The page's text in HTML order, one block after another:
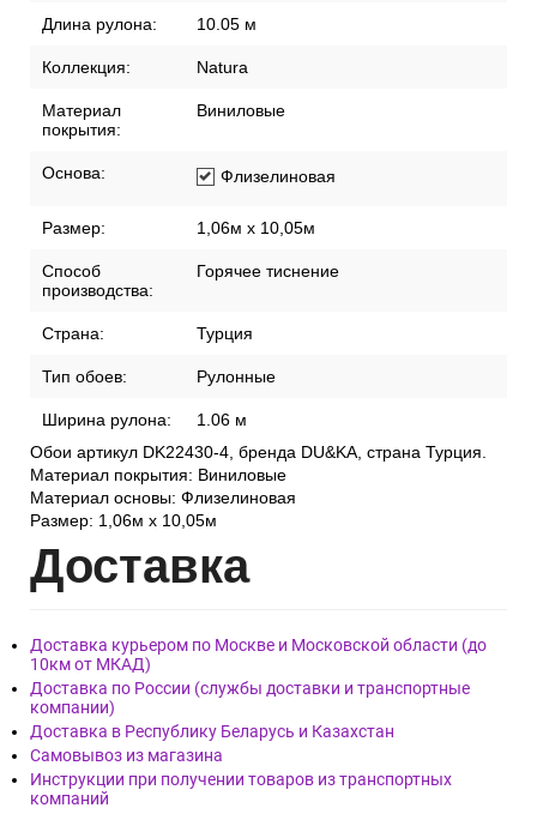
Длина рулона: 10.05 м
Коллекция: Natura
Материал
покрытия:
Виниловые
Основа: Флизелиновая
Размер: 1,06м х 10,05м
Способ
производства:
Горячее тиснение
Страна: Турция
Тип обоев: Рулонные
Ширина рулона:
1.06 м
Обои артикул DK22430-4, бренда DU&KA, страна Турция.
Материал покрытия: Виниловые
Материал основы: Флизелиновая
Размер: 1,06м х 10,05м
Доставка
Доставка курьером по Москве и Московской области (до
10км от МКАД)
Доставка по России (службы доставки и транспортные
компании)
Доставка в Республику Беларусь и Казахстан
Самовывоз из магазина
Инструкции при получении товаров из транспортных
компаний